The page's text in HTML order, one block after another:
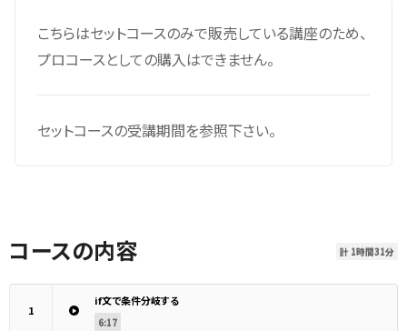
こちらはセットコースのみで販売している講座のため、
プロコースとしての購入はできません。
セットコースの受講期間を参照下さい。
コースの内容 計 1時間31分
1
if文で条件分岐する
6:17